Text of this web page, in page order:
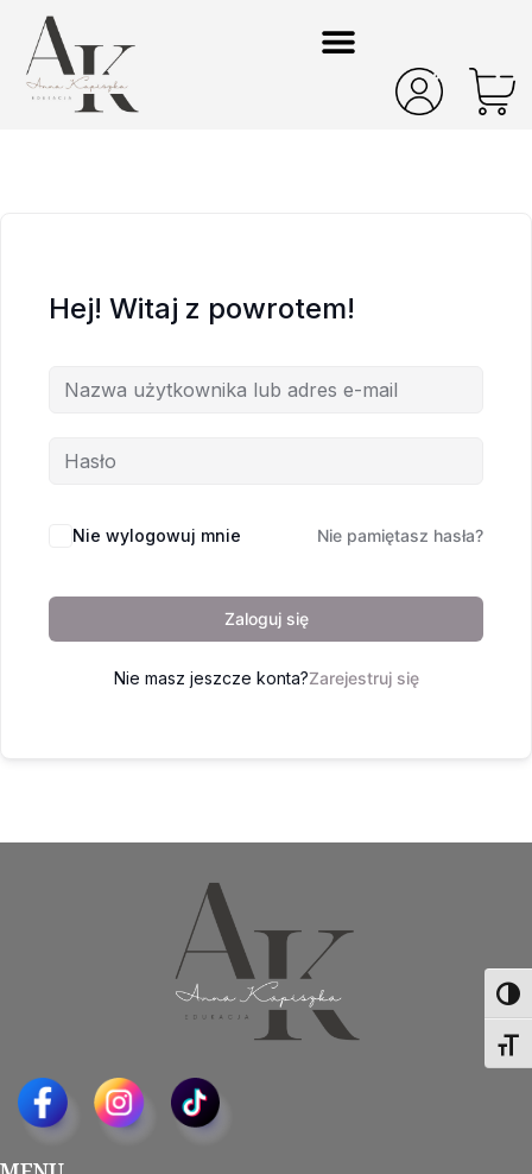
Hej! Witaj z powrotem!
Nie wylogowuj mnie Nie pamiętasz hasła?
Zaloguj się
Nie masz jeszcze konta?Zarejestruj się